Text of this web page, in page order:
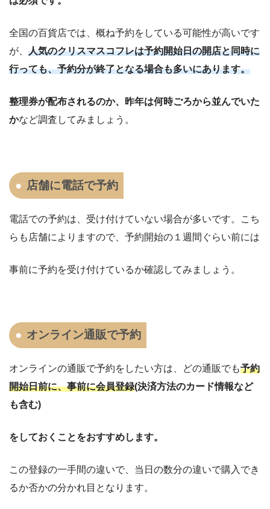
全国の百貨店では、概ね予約をしている可能性が高いです
が、 人気のクリスマスコフレは予約開始日の開店と同時に
行っても、予約分が終了となる場合も多いにあります。
整理券が配布されるのか、昨年は何時ごろから並んでいた
かなど調査してみましょう。
店舗に電話で予約
電話での予約は、受け付けていない場合が多いです。こち
らも店舗によりますので、予約開始の１週間ぐらい前には
事前に予約を受け付けているか確認してみましょう。
オンライン通販で予約
オンラインの通販で予約をしたい方は、どの通販でも予約
開始日前に、事前に会員登録(決済方法のカード情報など
も含む)
をしておくことをおすすめします。
この登録の一手間の違いで、当日の数分の違いで購入でき
るか否かの分かれ目となります。